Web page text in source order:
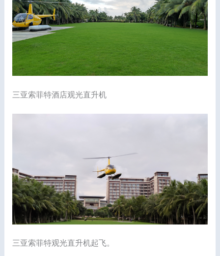
三亚索菲特酒店观光直升机
三亚索菲特观光直升机起飞。